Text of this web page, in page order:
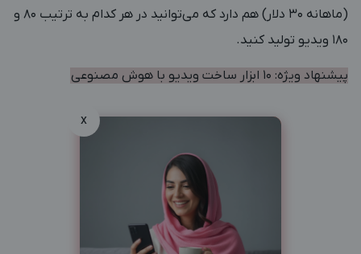
(ماهانه ۳۰ دلار) هم دارد که می‌توانید در هر کدام به ترتیب ۸۰ و
۱۸۰ ویدیو تولید کنید.
پیشنهاد ویژه: 10 ابزار ساخت ویدیو با هوش مصنوعی
x